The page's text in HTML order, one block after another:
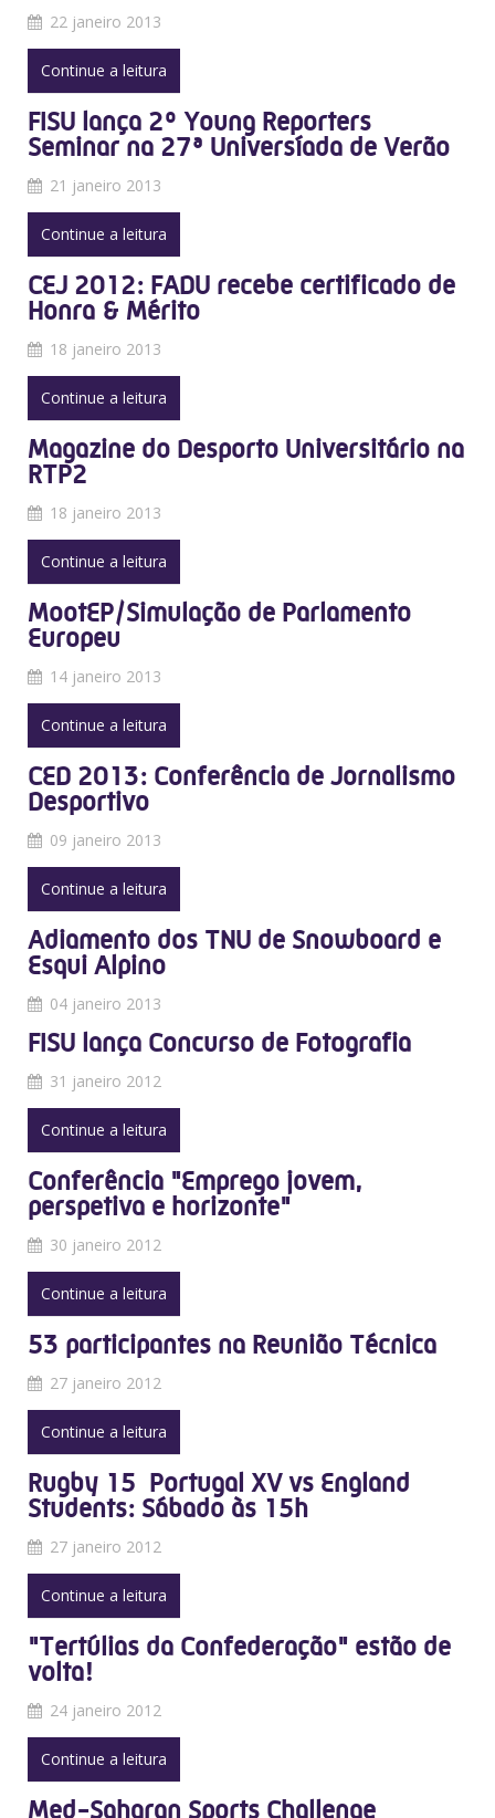
22 janeiro 2013
Continue a leitura
FISU lança 2º Young Reporters
Seminar na 27ª Universíada de Verão
21 janeiro 2013
Continue a leitura
CEJ 2012: FADU recebe certificado de
Honra & Mérito
18 janeiro 2013
Continue a leitura
Magazine do Desporto Universitário na
RTP2
18 janeiro 2013
Continue a leitura
MootEP/Simulação de Parlamento
Europeu
14 janeiro 2013
Continue a leitura
CED 2013: Conferência de Jornalismo
Desportivo
09 janeiro 2013
Continue a leitura
Adiamento dos TNU de Snowboard e
Esqui Alpino
04 janeiro 2013
FISU lança Concurso de Fotografia
31 janeiro 2012
Continue a leitura
Conferência "Emprego jovem,
perspetiva e horizonte"
30 janeiro 2012
Continue a leitura
53 participantes na Reunião Técnica
27 janeiro 2012
Continue a leitura
Rugby 15  Portugal XV vs England
Students: Sábado às 15h
27 janeiro 2012
Continue a leitura
"Tertúlias da Confederação" estão de
volta!
24 janeiro 2012
Continue a leitura
Med-Saharan Sports Challenge